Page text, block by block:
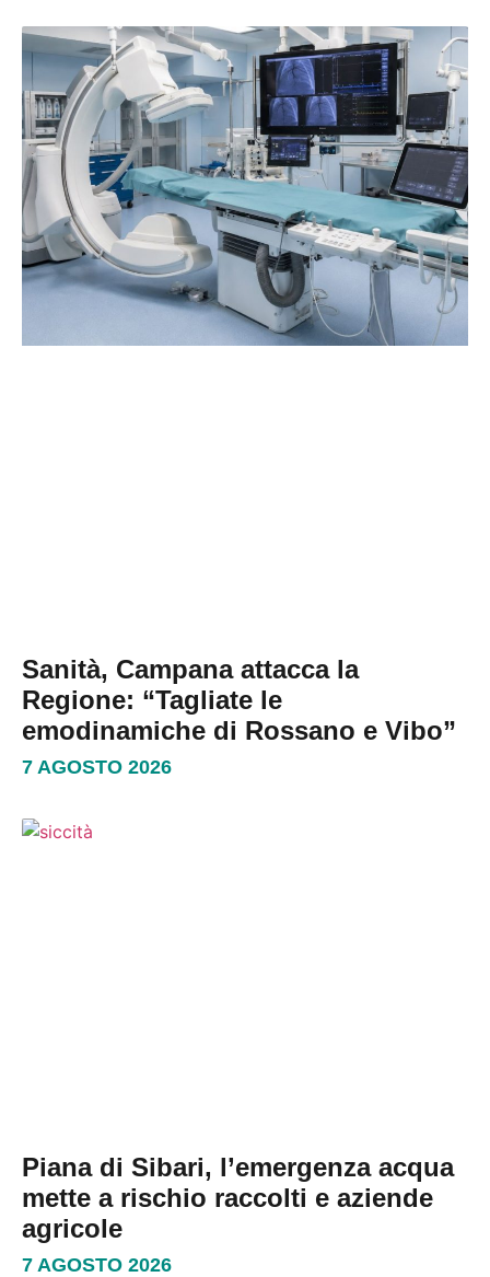
Sanità, Campana attacca la
Regione: “Tagliate le
emodinamiche di Rossano e Vibo”
7 AGOSTO 2026
Piana di Sibari, l’emergenza acqua
mette a rischio raccolti e aziende
agricole
7 AGOSTO 2026